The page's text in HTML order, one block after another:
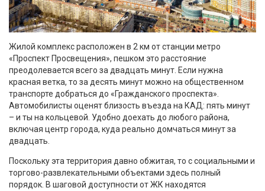
Жилой комплекс расположен в 2 км от станции метро
«Проспект Просвещения», пешком это расстояние
преодолевается всего за двадцать минут. Если нужна
красная ветка, то за десять минут можно на общественном
транспорте добраться до «Гражданского проспекта».
Автомобилисты оценят близость въезда на КАД: пять минут
– и ты на кольцевой. Удобно доехать до любого района,
включая центр города, куда реально домчаться минут за
двадцать.
Поскольку эта территория давно обжитая, то с социальными и
торгово-развлекательными объектами здесь полный
порядок. В шаговой доступности от ЖК находятся